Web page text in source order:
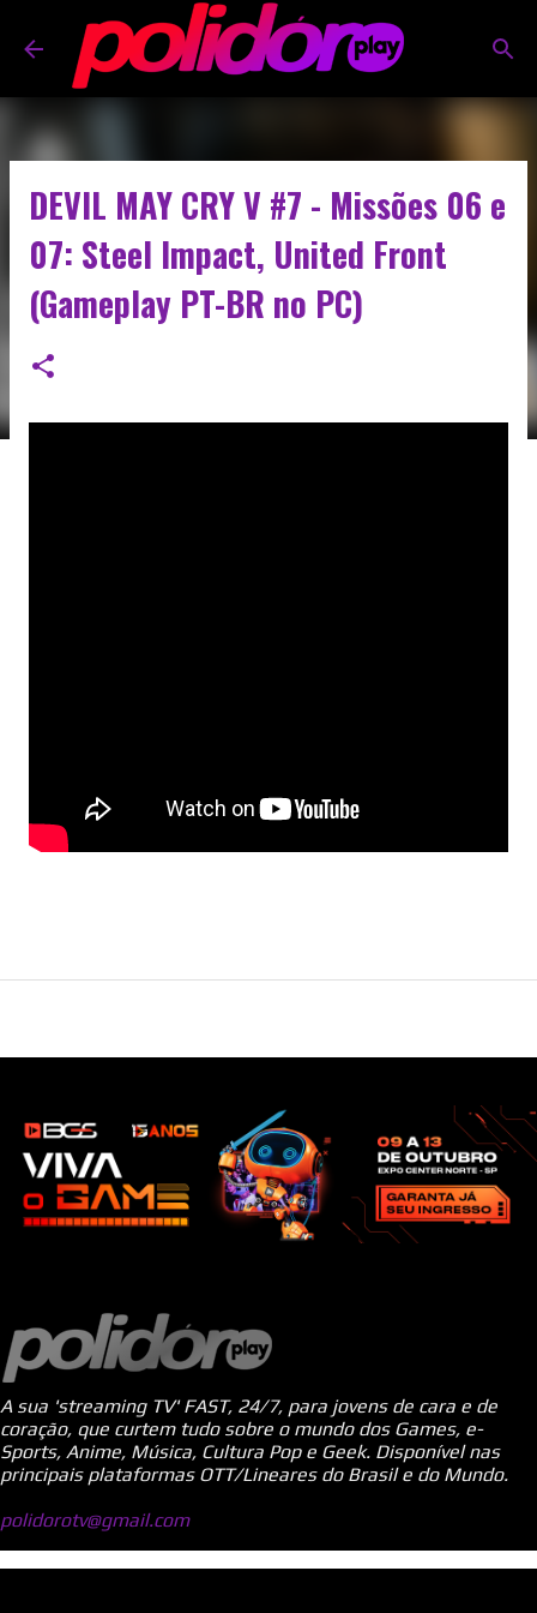
Pular para o conteúdo principal
DEVIL MAY CRY V #7 - Missões 06 e
07: Steel Impact, United Front
(Gameplay PT-BR no PC)
A sua 'streaming TV' FAST, 24/7, para jovens de cara e de
coração, que curtem tudo sobre o mundo dos Games, e-
Sports, Anime, Música, Cultura Pop e Geek. Disponível nas
principais plataformas OTT/Lineares do Brasil e do Mundo.
polidorotv@gmail.com